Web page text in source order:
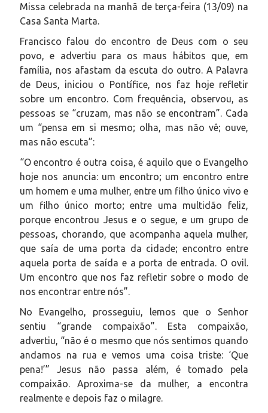
Missa celebrada na manhã de terça-feira (13/09) na
Casa Santa Marta.
Francisco falou do encontro de Deus com o seu
povo, e advertiu para os maus hábitos que, em
família, nos afastam da escuta do outro. A Palavra
de Deus, iniciou o Pontífice, nos faz hoje refletir
sobre um encontro. Com frequência, observou, as
pessoas se “cruzam, mas não se encontram”. Cada
um “pensa em si mesmo; olha, mas não vê; ouve,
mas não escuta”:
“O encontro é outra coisa, é aquilo que o Evangelho
hoje nos anuncia: um encontro; um encontro entre
um homem e uma mulher, entre um filho único vivo e
um filho único morto; entre uma multidão feliz,
porque encontrou Jesus e o segue, e um grupo de
pessoas, chorando, que acompanha aquela mulher,
que saía de uma porta da cidade; encontro entre
aquela porta de saída e a porta de entrada. O ovil.
Um encontro que nos faz refletir sobre o modo de
nos encontrar entre nós”.
No Evangelho, prosseguiu, lemos que o Senhor
sentiu “grande compaixão”. Esta compaixão,
advertiu, “não é o mesmo que nós sentimos quando
andamos na rua e vemos uma coisa triste: ‘Que
pena!’” Jesus não passa além, é tomado pela
compaixão. Aproxima-se da mulher, a encontra
realmente e depois faz o milagre.